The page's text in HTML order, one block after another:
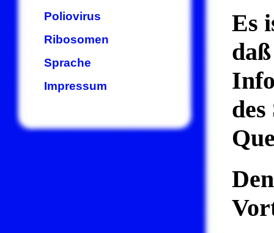
Poliovirus
Ribosomen
Sprache
Impressum
Es